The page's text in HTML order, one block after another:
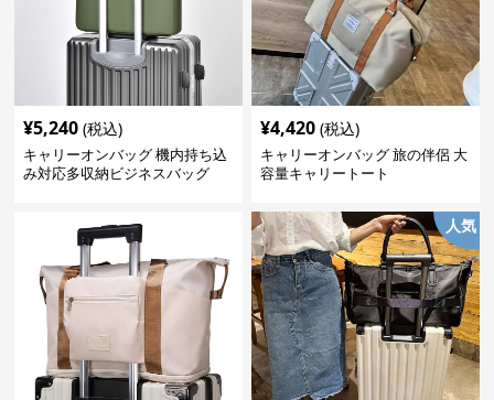
¥5,240 (税込)
キャリーオンバッグ 機内持ち込
み対応多収納ビジネスバッグ
¥4,420 (税込)
キャリーオンバッグ 旅の伴侶 大
容量キャリートート
人気